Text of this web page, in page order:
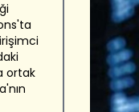
ortak